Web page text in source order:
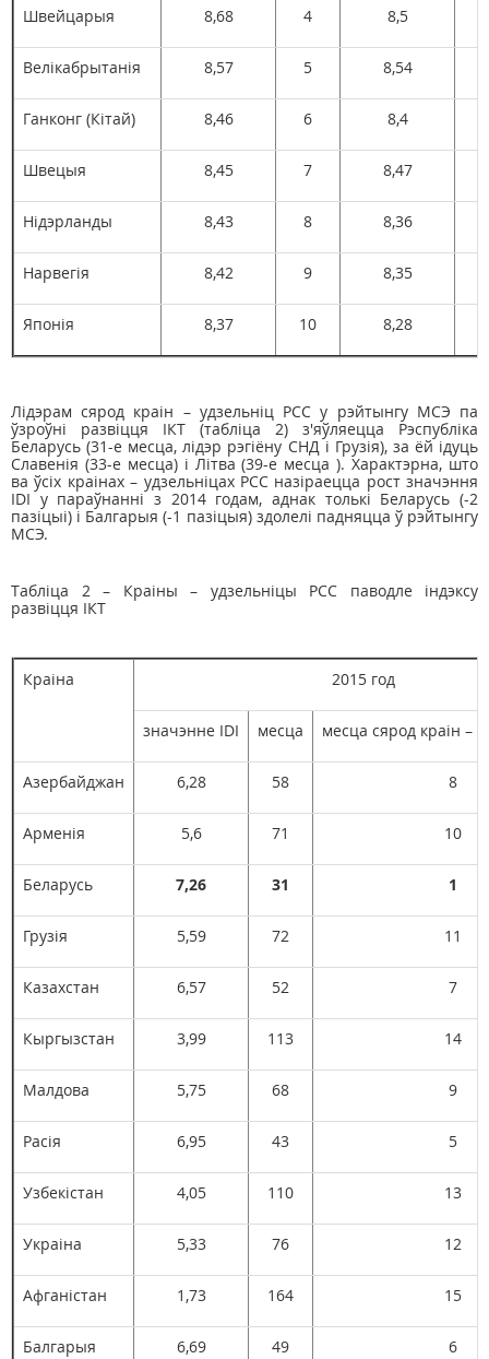
Швейцарыя 8,68 4 8,5
Велікабрытанія 8,57 5 8,54
Ганконг (Кітай) 8,46 6 8,4
Швецыя 8,45 7 8,47
Нідэрланды 8,43 8 8,36
Нарвегія 8,42 9 8,35
Японія 8,37 10 8,28
Лідэрам сярод краін – удзельніц РСС у рэйтынгу МСЭ па
ўзроўні развіцця ІКТ (табліца 2) з'яўляецца Рэспубліка
Беларусь (31-е месца, лідэр рэгіёну СНД і Грузія), за ёй ідуць
Славенія (33-е месца) і Літва (39-е месца ). Характэрна, што
ва ўсіх краінах – удзельніцах РСС назіраецца рост значэння
IDI у параўнанні з 2014 годам, аднак толькі Беларусь (-2
пазіцыі) і Балгарыя (-1 пазіцыя) здолелі падняцца ў рэйтынгу
МСЭ.
Табліца 2 – Краіны – удзельніцы РСС паводле індэксу
развіцця ІКТ
Краіна 2015 год
значэнне IDI месца месца сярод краін –
Азербайджан 6,28 58 8
Арменія 5,6 71 10
Беларусь 7,26 31 1
Грузія 5,59 72 11
Казахстан 6,57 52 7
Кыргызстан 3,99 113 14
Малдова 5,75 68 9
Расія 6,95 43 5
Узбекістан 4,05 110 13
Украіна 5,33 76 12
Афганістан 1,73 164 15
Балгарыя 6,69 49 6